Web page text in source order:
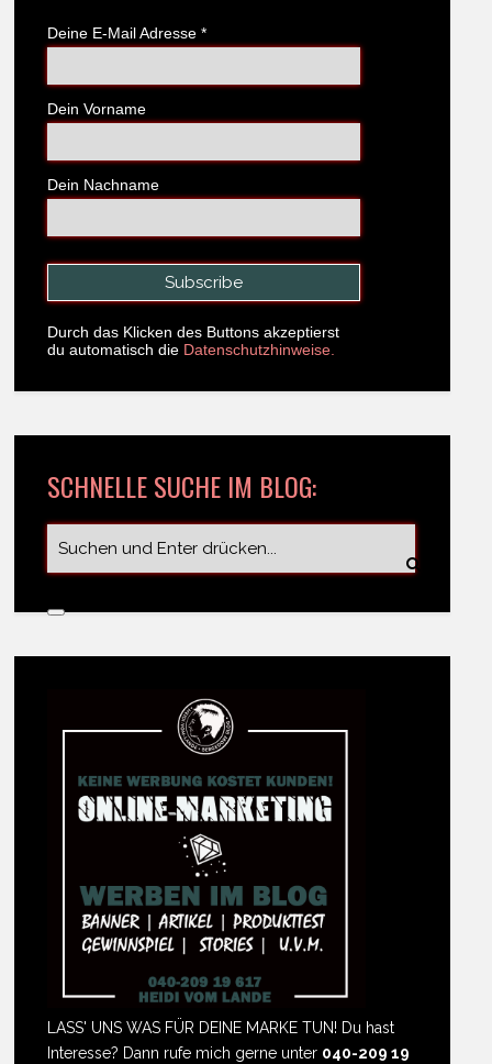
Deine E-Mail Adresse *
Dein Vorname
Dein Nachname
Durch das Klicken des Buttons akzeptierst
du automatisch die Datenschutzhinweise.
SCHNELLE SUCHE IM BLOG:
LASS' UNS WAS FÜR DEINE MARKE TUN! Du hast
Interesse? Dann rufe mich gerne unter 040-209 19